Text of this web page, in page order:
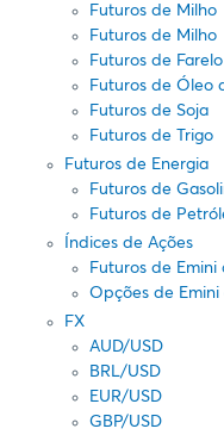
Futuros de Milho
Futuros de Milho
Futuros de
Futuros de Óleo
Futuros de Soja
Futuros de Trigo
Futuros de Energia
Futuros de
Futuros de
Índices de Ações
Futuros de
Opções de
FX
AUD/USD
BRL/USD
EUR/USD
GBP/USD